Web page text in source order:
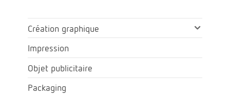
Création graphique
Impression
Objet publicitaire
Packaging